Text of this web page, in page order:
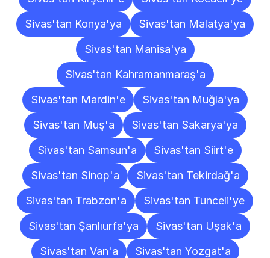
Sivas'tan Konya'ya
Sivas'tan Malatya'ya
Sivas'tan Manisa'ya
Sivas'tan Kahramanmaraş'a
Sivas'tan Mardin'e
Sivas'tan Muğla'ya
Sivas'tan Muş'a
Sivas'tan Sakarya'ya
Sivas'tan Samsun'a
Sivas'tan Siirt'e
Sivas'tan Sinop'a
Sivas'tan Tekirdağ'a
Sivas'tan Trabzon'a
Sivas'tan Tunceli'ye
Sivas'tan Şanlıurfa'ya
Sivas'tan Uşak'a
Sivas'tan Van'a
Sivas'tan Yozgat'a